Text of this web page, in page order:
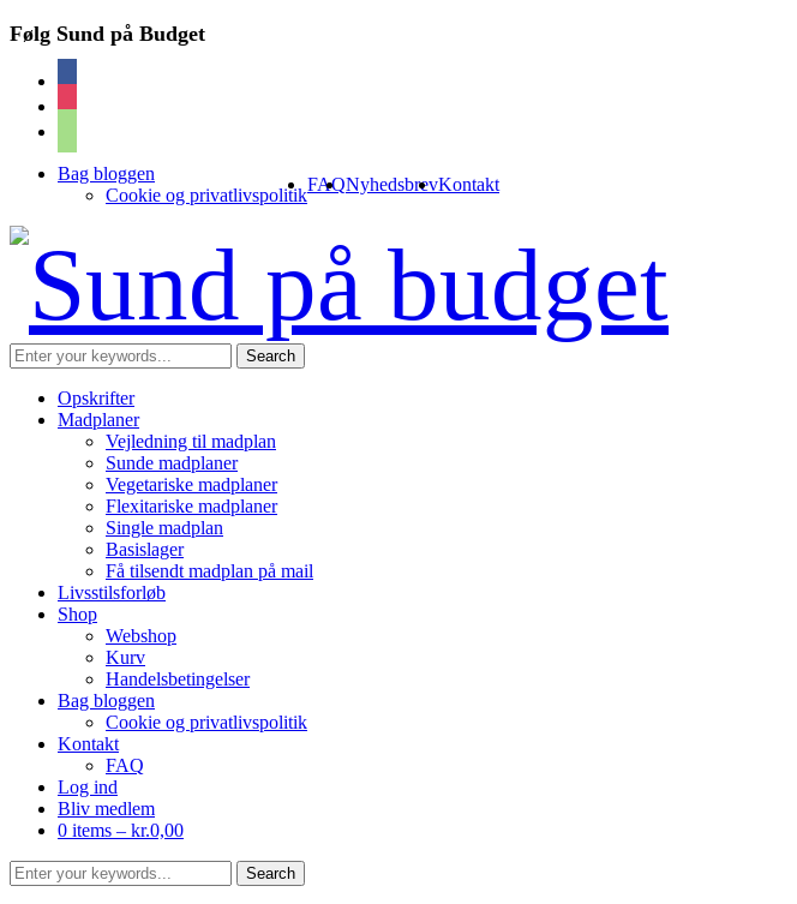
Følg Sund på Budget
Bag bloggen
Cookie og privatlivspolitik
FAQNyhedsbrevKontakt
Opskrifter
Madplaner
Vejledning til madplan
Sunde madplaner
Vegetariske madplaner
Flexitariske madplaner
Single madplan
Basislager
Få tilsendt madplan på mail
Livsstilsforløb
Shop
Webshop
Kurv
Handelsbetingelser
Bag bloggen
Cookie og privatlivspolitik
Kontakt
FAQ
Log ind
Bliv medlem
0 items – kr.0,00